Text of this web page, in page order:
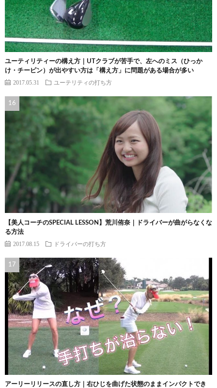
ユーティリティーの構え方｜UTクラブが苦手で、左へのミス（ひっか
け・チーピン）が出やすい方は「構え方」に問題がある場合が多い
2017.05.31 ユーテリティの打ち方
【美人コーチのSPECIAL LESSON】荒川侑奈｜ドライバーが曲がらなくな
る方法
2017.08.15 ドライバーの打ち方
アーリーリリースの直し方｜右ひじを曲げた状態のままインパクトでき